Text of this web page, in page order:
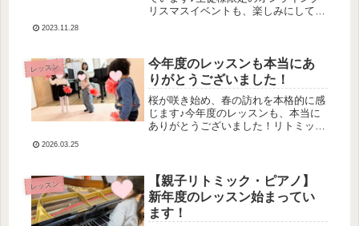
リスマスイベントも、楽しみにしてい
内容が盛りだくさんです！写真は昨
年...
2023.11.28
レッスン
今年度のレッスンも本当にあ
りがとうございました！
桜が咲き始め、春の訪れを本格的に感
じます♪今年度のレッスンも、本当に
ありがとうございました！リトミック
同士の関わり方もお一人お一人の力も
大...
2026.03.25
レッスン
【親子リトミック・ピアノ】
新年度のレッスン始まってい
ます！